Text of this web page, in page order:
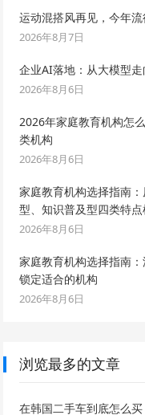
运动混搭风再见，今年流
2026年8月7日
企业AI落地：从大模型
2026年8月6日
2026年家庭教育机构怎
类机构
2026年8月6日
家庭教育机构选择指南
型、知识普及型四类特点
2026年8月6日
家庭教育机构选择指南
锁定适合的机构
2026年8月6日
浏览最多的文章
在韩国二手车到底怎么